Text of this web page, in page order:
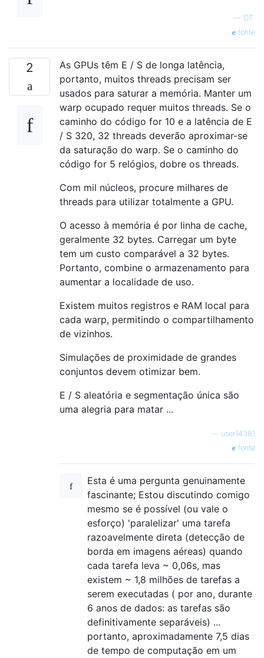
— GT.
fonte
2
As GPUs têm E / S de longa latência,
portanto, muitos threads precisam ser
usados ​​para saturar a memória. Manter um
warp ocupado requer muitos threads. Se o
caminho do código for 10 e a latência de E
/ S 320, 32 threads deverão aproximar-se
da saturação do warp. Se o caminho do
código for 5 relógios, dobre os threads.
Com mil núcleos, procure milhares de
threads para utilizar totalmente a GPU.
O acesso à memória é por linha de cache,
geralmente 32 bytes. Carregar um byte
tem um custo comparável a 32 bytes.
Portanto, combine o armazenamento para
aumentar a localidade de uso.
Existem muitos registros e RAM local para
cada warp, permitindo o compartilhamento
de vizinhos.
Simulações de proximidade de grandes
conjuntos devem otimizar bem.
E / S aleatória e segmentação única são
uma alegria para matar ...
user14381
fonte
Esta é uma pergunta genuinamente
fascinante; Estou discutindo comigo
mesmo se é possível (ou vale o
esforço) 'paralelizar' uma tarefa
razoavelmente direta (detecção de
borda em imagens aéreas) quando
cada tarefa leva ~ 0,06s, mas
existem ~ 1,8 milhões de tarefas a
serem executadas ( por ano, durante
6 anos de dados: as tarefas são
definitivamente separáveis) ...
portanto, aproximadamente 7,5 dias
de tempo de computação em um